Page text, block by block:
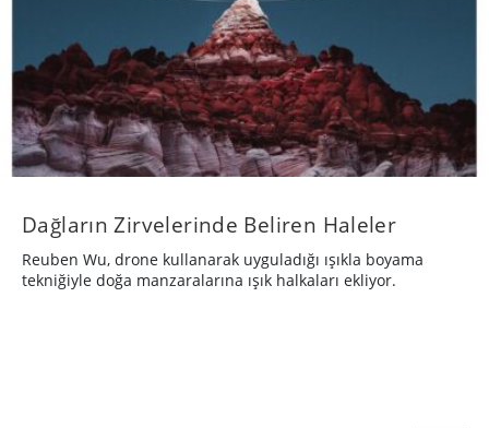
Dağların Zirvelerinde Beliren Haleler
Reuben Wu, drone kullanarak uyguladığı ışıkla boyama
tekniğiyle doğa manzaralarına ışık halkaları ekliyor.